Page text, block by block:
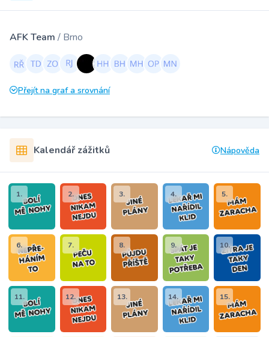
AFK Team / Brno
Přejít na graf a srovnání
Kalendář zážitků Nápověda
1. 2. 3. 4. 5.
6. 7. 8. 9. 10.
11. 12. 13. 14. 15.